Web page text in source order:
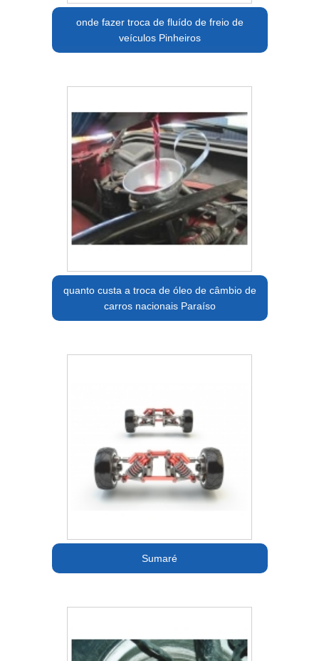
onde fazer troca de fluído de freio de
veículos Pinheiros
quanto custa a troca de óleo de câmbio de
carros nacionais Paraíso
Sumaré